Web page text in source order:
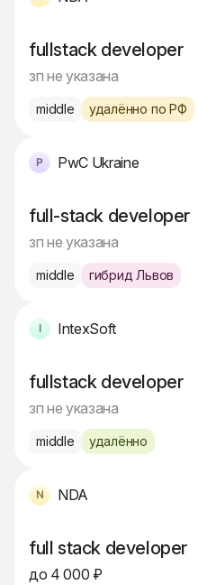
fullstack developer
зп не указана
middle удалённо по РФ
PwC Ukraine
full-stack developer
зп не указана
middle гибрид Львов
IntexSoft
fullstack developer
зп не указана
middle удалённо
NDA
full stack developer
до 4 000 ₽